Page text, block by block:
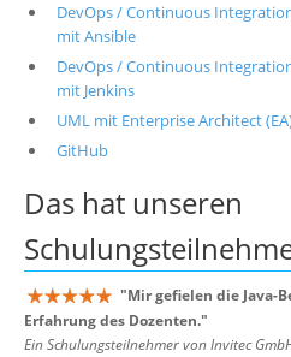
DevOps / Continuous
mit Ansible
DevOps / Continuous
mit Jenkins
UML mit Enterprise Architect
GitHub
Das hat unseren
"Mir gefielen die Java-
Erfahrung des Dozenten."
Ein Schulungsteilnehmer von Invitec